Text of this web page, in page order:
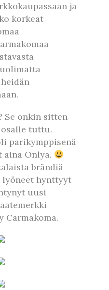
ja
korkeat
Se onkin sitten
tuttu.
parikymppisenä
Onlya.
brändiä
hynttyyt
uusi
Carmakoma.